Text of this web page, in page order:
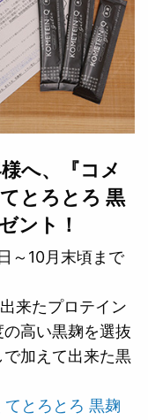
へ、『コメ
とろとろ 黒
ント！
10月末頃まで
来たプロテイン
高い黒麹を選抜
加えて出来た黒
とろとろ 黒麹